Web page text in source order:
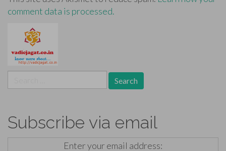
comment data is processed.
for:
Subscribe via email
Enter your email address: